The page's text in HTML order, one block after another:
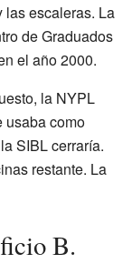
las escaleras. La
de Graduados
el año 2000.
la NYPL
usaba como
SIBL cerraría.
restante. La
B.